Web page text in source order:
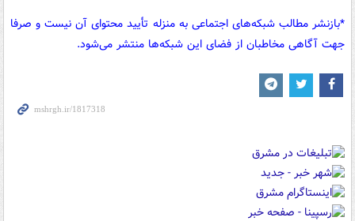
*بازنشر مطالب شبکه‌های اجتماعی به منزله تأیید محتوای آن نیست و صرفا
جهت آگاهی مخاطبان از فضای این شبکه‌ها منتشر می‌شود.